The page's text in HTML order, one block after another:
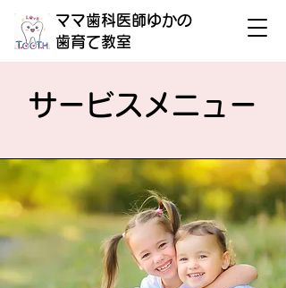
ママ歯科医師ゆかの
​歯育て教室
​サービスメニュー